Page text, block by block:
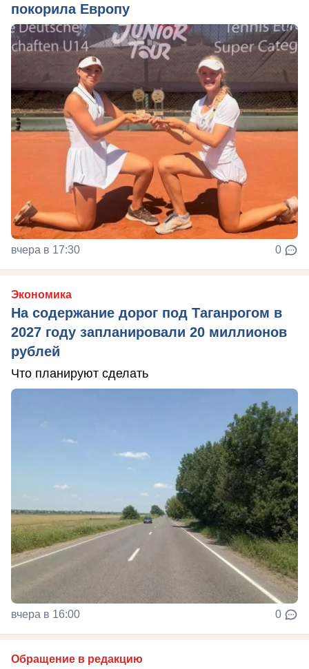
покорила Европу
вчера в 17:30 0
Экономика
На содержание дорог под Таганрогом в
2027 году запланировали 20 миллионов
рублей
Что планируют сделать
вчера в 16:00 0
Обращение в редакцию